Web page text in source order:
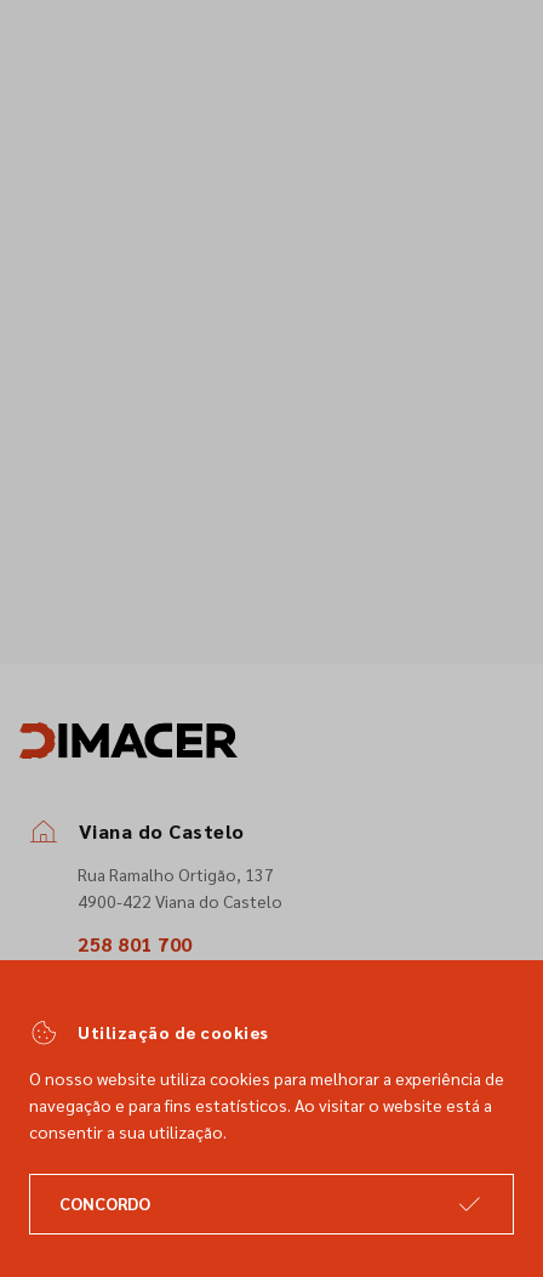
Viana do Castelo
Rua Ramalho Ortigão, 137
4900-422 Viana do Castelo
258 801 700
comercial@dimacer.com
Catálogo
Utilização de cookies
O nosso website utiliza cookies para melhorar a experiência de
navegação e para fins estatísticos. Ao visitar o website está a
consentir a sua utilização.
CONCORDO